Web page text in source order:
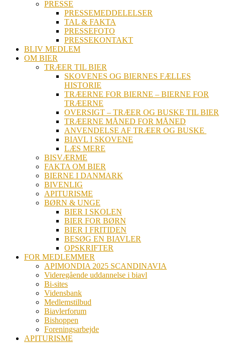
PRESSE
PRESSEMEDDELELSER
TAL & FAKTA
PRESSEFOTO
PRESSEKONTAKT
BLIV MEDLEM
OM BIER
TRÆER TIL BIER
SKOVENES OG BIERNES FÆLLES
HISTORIE
TRÆERNE FOR BIERNE – BIERNE FOR
TRÆERNE
OVERSIGT – TRÆER OG BUSKE TIL BIER
TRÆERNE MÅNED FOR MÅNED
ANVENDELSE AF TRÆER OG BUSKE
BIAVL I SKOVENE
LÆS MERE
BISVÆRME
FAKTA OM BIER
BIERNE I DANMARK
BIVENLIG
APITURISME
BØRN & UNGE
BIER I SKOLEN
BIER FOR BØRN
BIER I FRITIDEN
BESØG EN BIAVLER
OPSKRIFTER
FOR MEDLEMMER
APIMONDIA 2025 SCANDINAVIA
Videregående uddannelse i biavl
Bi-sites
Vidensbank
Medlemstilbud
Biavlerforum
Bishoppen
Foreningsarbejde
APITURISME